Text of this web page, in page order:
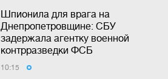
Шпионила для врага на
Днепропетровщине: СБУ
задержала агентку военной
контрразведки ФСБ
10:15